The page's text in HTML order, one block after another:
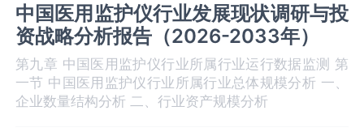
中国医用监护仪行业发展现状调研与投
资战略分析报告（2026-2033年）
第九章 中国医用监护仪‌‌‌行业所属行业运行数据监测 第
一节 中国医用监护仪‌‌‌行业所属行业总体规模分析 一、
企业数量结构分析 二、行业资产规模分析